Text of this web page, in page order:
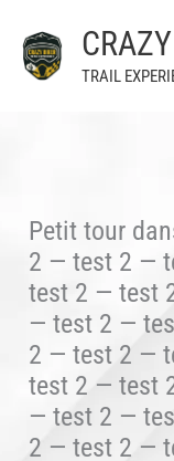
contenu
TRAIL
Petit tour
2 — test 2 —
test 2 — test
— test 2 —
2 — test 2 —
test 2 — test
— test 2 —
2 — test 2 —